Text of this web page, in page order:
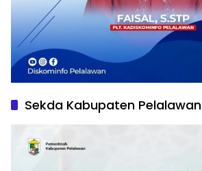
Sekda Kabupaten Pelalawan